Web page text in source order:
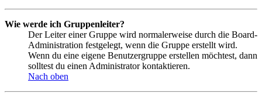
Wie werde ich Gruppenleiter?
Der Leiter einer Gruppe wird normalerweise durch die Board-
Administration festgelegt, wenn die Gruppe erstellt wird.
Wenn du eine eigene Benutzergruppe erstellen möchtest, dann
solltest du einen Administrator kontaktieren.
Nach oben